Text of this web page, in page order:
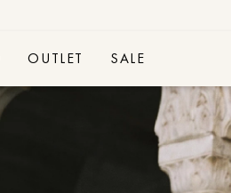
OUTLET SALE